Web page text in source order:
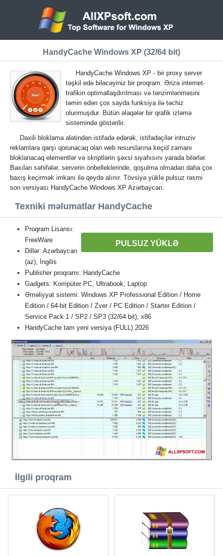
HandyCache Windows XP (32/64 bit)
HandyCache Windows XP - bir proxy server
təşkil edə biləcəyiniz bir proqram. Ərizə internet-
trafikin optimallaşdırılması və tənzimlənməsini
təmin edən çox sayda funksiya ilə təchiz
olunmuşdur. Bütün əlaqələr bir qrafik izləmə
sistemində göstərilir.
Daxili bloklama alətindən istifadə edərək, istifadəçilər intruziv
reklamlara qarşı qorunacaq olan web resurslarına keçid zamanı
bloklanacaq elementlər və skriptlərin şəxsi siyahısını yarada bilərlər.
Baxılan səhifələr, serverin önbelleklerinde, qoşulma olmadan daha çox
baxış keçirmək imkanı ilə qeydə alınır. Tövsiyə yüklə pulsuz rəsmi
son versiyası HandyCache Windows XP Azərbaycan.
Texniki məlumatlar HandyCache
PULSUZ YÜKLƏ
Proqram Lisansı:
FreeWare
Dillər: Azərbaycan
(az), İngilis
Publisher proqramı: HandyCache
Gadgets: Kompüter PC, Ultrabook, Laptop
Əməliyyat sistemi: Windows XP Professional Edition / Home
Edition / 64-bit Edition / Zver / PC Edition / Starter Edition /
Service Pack 1 / SP2 / SP3 (32/64 bit), x86
HandyCache tam yeni versiya (FULL) 2026
İlgili proqram